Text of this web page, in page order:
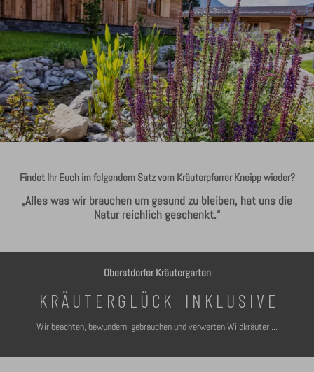
Findet Ihr Euch im folgendem Satz vom Kräuterpfarrer Kneipp wieder?
„Alles was wir brauchen um gesund zu bleiben, hat uns die
Natur reichlich geschenkt.“
Oberstdorfer Kräutergarten
K R Ä U T E R G L Ü C K I N K L U S I V E
Wir beachten, bewundern, gebrauchen und verwerten Wildkräuter ...